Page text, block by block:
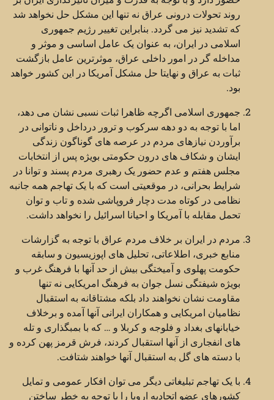
روند تحولات درونی عراق نه تنها این مشکل حل نخواهد شد
که تشدید نیز می گردد. بنابراین تغییر رژیم جمهوری
اسلامی در ایران، به عنوان یک عامل اساسی و موثر و
مداخله گر در امور داخلی عراق، موثرترین عامل بازگشت
ثبات به عراق و نهایتا حل مشکل آمریکا در این کشور خواهد
بود.
جمهوری اسلامی اگرچه ظاهرا ثبات نسبی نشان می دهد،
اما با توجه به دو دهه سرکوب و ترور درداخل و ناتوانی در
برآوردن نیازهای مردم در عرصه های گوناگون زندگی
ایشان و شکاف های درون حکومتی بویژه پس از انتخابات
مجلس هفتم و عدم حضور یک رهبری مردم پسند و توانا در
شرایط بحرانی، در موقعیتی است که با یک تهاجم همه جانبه
نظامی در کوتاه مدت دچار فروپاشی شده و تاب و توان
تحمل مقابله با آمریکا و احیانا اسرائیل را نخواهد داشت.
مردم در ایران بر خلاف مردم عراق با توجه به گزارشات
منابع خبری، اطلاعاتی، تحلیل های اپوزیسیون و سابقه
حکومت پهلوی و آمیختگی بیش از حد آنها با فرهنگ غرب و
بویژه شیفتگی نسل جوان به فرهنگ امریکایی نه تنها
مقاومت نشان نخواهند داد بلکه مشتاقانه به استقبال
نظامیان امریکایی و همکاران ایرانی آنها آمده و برخلاف
خیابانهای بغداد و فلوجه و کربلا و … که با بمبگذاری و تله
های انفجاری از آنها استقبال کردند، فرش قرمز پهن کرده و
با دسته های گل به استقبال آنها خواهند شتافت.
با یک تهاجم تبلیغاتی دیگر می توان افکار عمومی و تمایل
کشورهای عضو اتحادیه اروپا را با توجه به خطر ساختن